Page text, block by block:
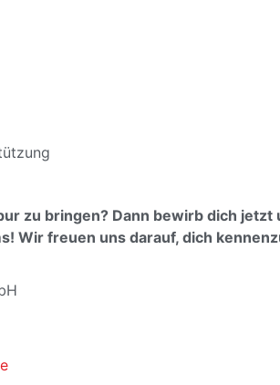
zu bringen? Dann bewirb dich jetzt
Wir freuen uns darauf, dich